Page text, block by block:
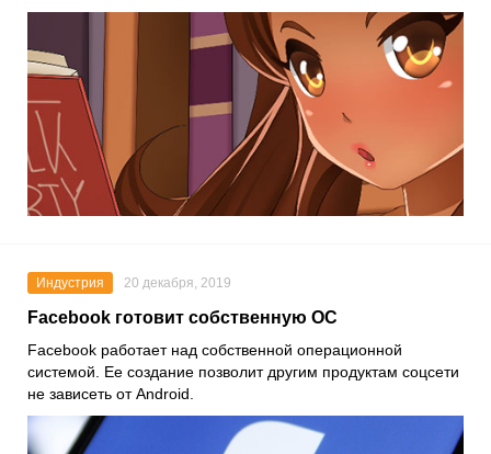
Индустрия 20 декабря, 2019
Facebook готовит собственную ОС
Facebook работает над собственной операционной
системой. Ее создание позволит другим продуктам соцсети
не зависеть отAndroid